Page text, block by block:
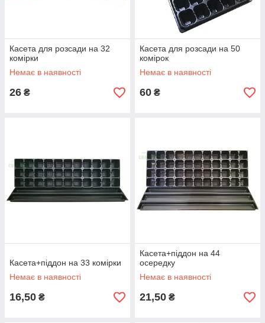
Касета для розсади на 32
комірки
Немає в наявності
26 ₴
Касета для розсади на 50
комірок
Немає в наявності
60 ₴
Касета+піддон на 33 комірки
Немає в наявності
16,50 ₴
Касета+піддон на 44
осередку
Немає в наявності
21,50 ₴